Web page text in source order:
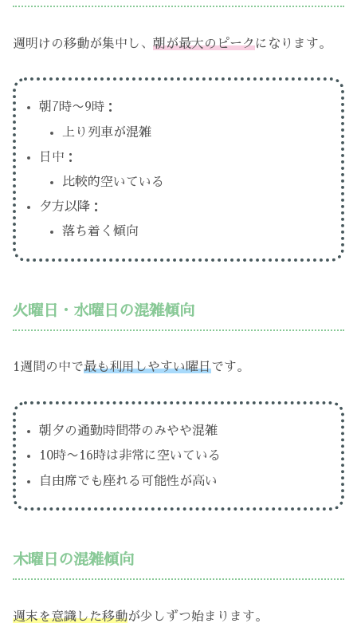
週明けの移動が集中し、 朝が最大のピークになります。
朝7時〜9時：
上り列車が混雑
日中：
比較的空いている
夕方以降：
落ち着く傾向
火曜日・水曜日の混雑傾向
1週間の中で最も利用しやすい曜日です。
朝夕の通勤時間帯のみやや混雑
10時〜16時は非常に空いている
自由席でも座れる可能性が高い
木曜日の混雑傾向
週末を意識した移動が少しずつ始まります。